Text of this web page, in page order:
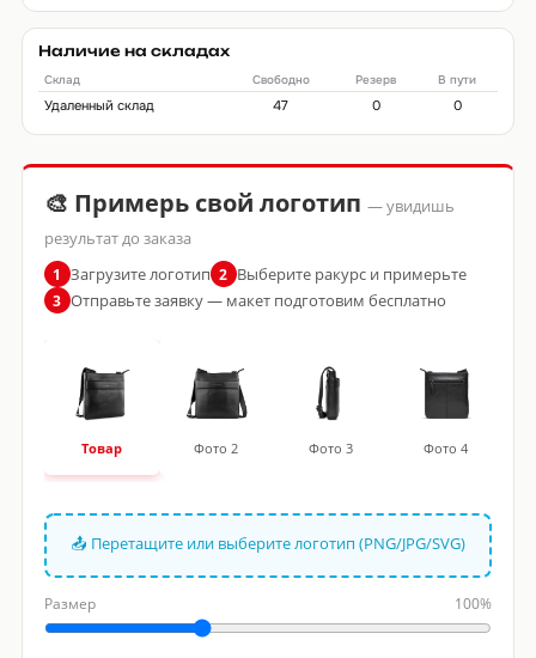
Наличие на складах
Склад Свободно Резерв В пути
Удаленный склад 47 0 0
🎨 Примерь свой логотип — увидишь
результат до заказа
1 Загрузите логотип 2 Выберите ракурс и примерьте
3 Отправьте заявку — макет подготовим бесплатно
Товар Фото 2 Фото 3 Фото 4
📤 Перетащите или выберите логотип (PNG/JPG/SVG)
Размер 100%